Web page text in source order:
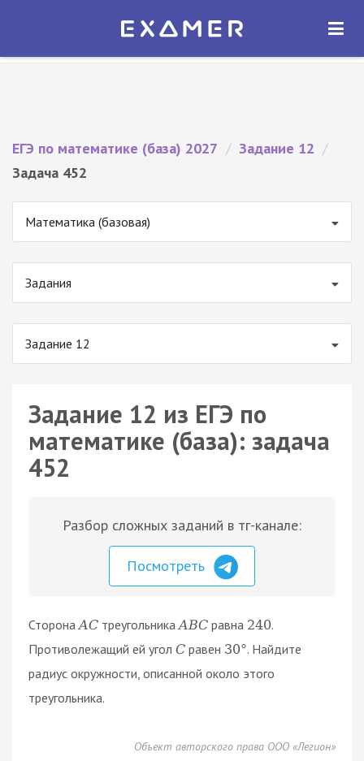
Экзамер — ЕГЭ 2027
ОТКРЫТЬ
ЕГЭ по математике (база) 2027 / Задание 12 /
Задача 452
Математика (базовая)
Задания
Задание 12
Задание 12 из ЕГЭ по
математике (база): задача
452
Разбор сложных заданий в тг-канале:
Посмотреть
Сторона AC треугольника ABC равна 240.
Противолежащий ей угол C равен 30°. Найдите
радиус окружности, описанной около этого
треугольника.
Объект авторского права ООО «Легион»